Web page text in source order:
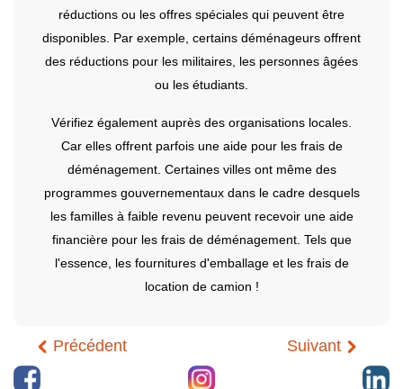
réductions ou les offres spéciales qui peuvent être
disponibles. Par exemple, certains déménageurs offrent
des réductions pour les militaires, les personnes âgées
ou les étudiants.
Vérifiez également auprès des organisations locales.
Car elles offrent parfois une aide pour les frais de
déménagement. Certaines villes ont même des
programmes gouvernementaux dans le cadre desquels
les familles à faible revenu peuvent recevoir une aide
financière pour les frais de déménagement. Tels que
l'essence, les fournitures d'emballage et les frais de
location de camion !
Précédent Suivant